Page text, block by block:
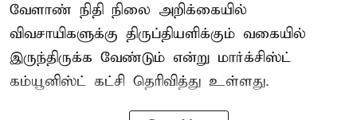
வேளாண் நிதி நிலை அறிக்கையில்
விவசாயிகளுக்கு திருப்தியளிக்கும் வகையில்
இருந்திருக்க வேண்டும் என்று மார்க்சிஸ்ட்
கம்யூனிஸ்ட் கட்சி தெரிவித்து உள்ளது.